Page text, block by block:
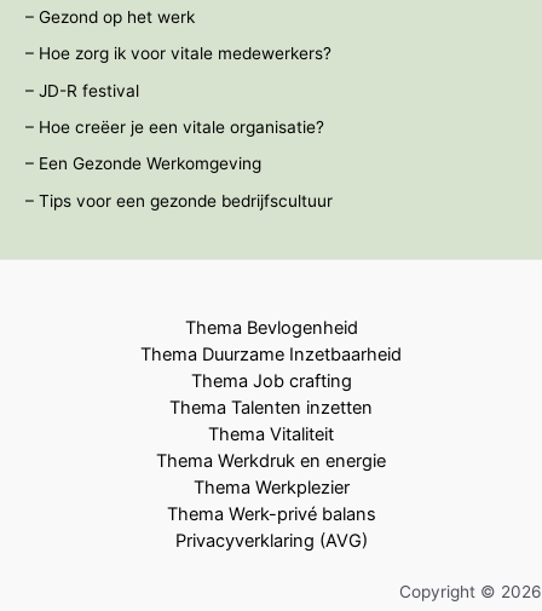
– Gezond op het werk
– Hoe zorg ik voor vitale medewerkers?
– JD-R festival
– Hoe creëer je een vitale organisatie?
– Een Gezonde Werkomgeving
– Tips voor een gezonde bedrijfscultuur
Thema Bevlogenheid
Thema Duurzame Inzetbaarheid
Thema Job crafting
Thema Talenten inzetten
Thema Vitaliteit
Thema Werkdruk en energie
Thema Werkplezier
Thema Werk-privé balans
Privacyverklaring (AVG)
Copyright © 2026